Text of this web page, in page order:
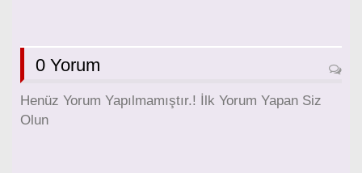
0 Yorum
Henüz Yorum Yapılmamıştır.! İlk Yorum Yapan Siz
Olun